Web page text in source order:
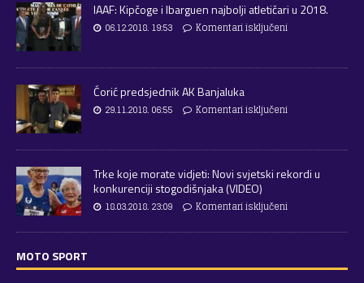
IAAF: Kipčoge i Ibarguen najbolji atletičari u 2018.
06.12.2018. 19:53 Komentari isključeni
Ćorić predsjednik AK Banjaluka
29.11.2018. 06:55 Komentari isključeni
Trke koje morate vidjeti: Novi svjetski rekordi u
konkurenciji stogodišnjaka (VIDEO)
18.03.2018. 23:09 Komentari isključeni
MOTO SPORT